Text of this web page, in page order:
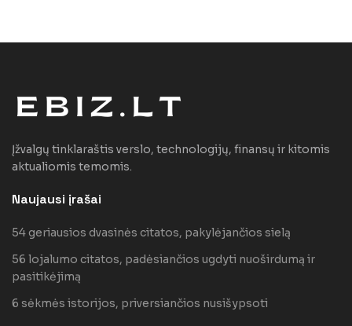
Įžvalgų tinklaraštis verslo, technologijų, finansų ir kitomis
aktualiomis temomis.
Naujausi įrašai
54 geriausios dvasinės citatos, pakylėjančios sielą
56 lojalumo citatos, padėsiančios ugdyti nuoširdumą ir
pasitikėjimą
6 sėkmės istorijos, priversiančios nusišypsoti